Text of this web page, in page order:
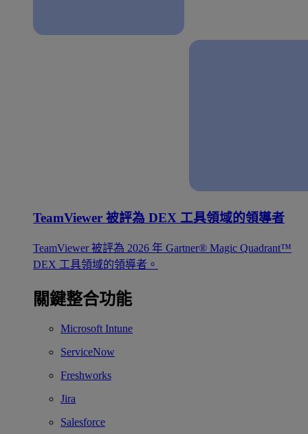
TeamViewer 被評為 DEX 工具領域的領導者
TeamViewer 被評為 2026 年 Gartner® Magic Quadrant™
DEX 工具領域的領導者。
關鍵整合功能
Microsoft Intune
ServiceNow
Freshworks
Jira
Salesforce